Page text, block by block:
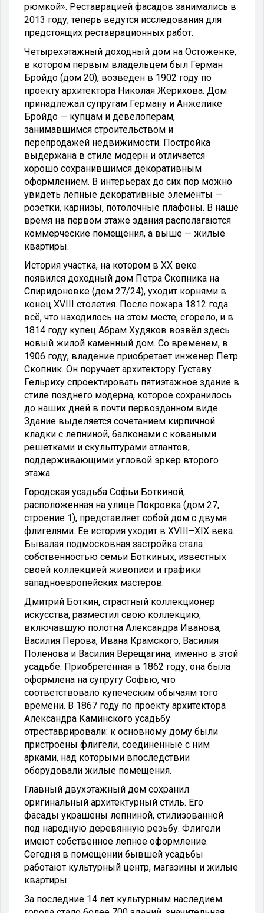
рюмкой». Реставрацией фасадов занимались в
2013 году, теперь ведутся исследования для
предстоящих реставрационных работ.
Четырехэтажный доходный дом на Остоженке,
в котором первым владельцем был Герман
Бройдо (дом 20), возведён в 1902 году по
проекту архитектора Николая Жерихова. Дом
принадлежал супругам Герману и Анжелике
Бройдо — купцам и девелоперам,
занимавшимся строительством и
перепродажей недвижимости. Постройка
выдержана в стиле модерн и отличается
хорошо сохранившимся декоративным
оформлением. В интерьерах до сих пор можно
увидеть лепные декоративные элементы —
розетки, карнизы, потолочные плафоны. В наше
время на первом этаже здания располагаются
коммерческие помещения, а выше — жилые
квартиры.
История участка, на котором в XX веке
появился доходный дом Петра Скопника на
Спиридоновке (дом 27/24), уходит корнями в
конец XVIII столетия. После пожара 1812 года
всё, что находилось на этом месте, сгорело, и в
1814 году купец Абрам Худяков возвёл здесь
новый жилой каменный дом. Со временем, в
1906 году, владение приобретает инженер Петр
Скопник. Он поручает архитектору Густаву
Гельриху спроектировать пятиэтажное здание в
стиле позднего модерна, которое сохранилось
до наших дней в почти первозданном виде.
Здание выделяется сочетанием кирпичной
кладки с лепниной, балконами с коваными
решетками и скульптурами атлантов,
поддерживающими угловой эркер второго
этажа.
Городская усадьба Софьи Боткиной,
расположенная на улице Покровка (дом 27,
строение 1), представляет собой дом с двумя
флигелями. Ее история уходит в XVIII–XIX века.
Бывалая подмосковная застройка стала
собственностью семьи Боткиных, известных
своей коллекцией живописи и графики
западноевропейских мастеров.
Дмитрий Боткин, страстный коллекционер
искусства, разместил свою коллекцию,
включавшую полотна Александра Иванова,
Василия Перова, Ивана Крамского, Василия
Поленова и Василия Верещагина, именно в этой
усадьбе. Приобретённая в 1862 году, она была
оформлена на супругу Софью, что
соответствовало купеческим обычаям того
времени. В 1867 году по проекту архитектора
Александра Каминского усадьбу
отреставрировали: к основному дому были
пристроены флигели, соединенные с ним
арками, над которыми впоследствии
оборудовали жилые помещения.
Главный двухэтажный дом сохранил
оригинальный архитектурный стиль. Его
фасады украшены лепниной, стилизованной
под народную деревянную резьбу. Флигели
имеют собственное лепное оформление.
Сегодня в помещении бывшей усадьбы
работают культурный центр, магазины и жилые
квартиры.
За последние 14 лет культурным наследием